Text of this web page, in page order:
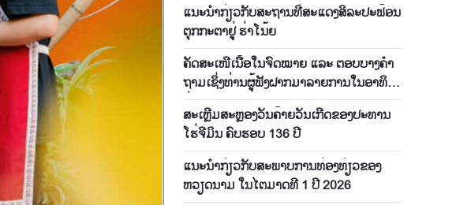
ແນະ​ນຳ​ກ່ຽວ​ກັບສະ​ຖານ​ທີ່​ສະ​ແດງ​ສິ​ລະ​ປະ​ຟ້ອນ​
ຕຸກ​ກະ​ຕາ​ຢູ່ ຮ່າ​ໂນ້ຍ
ຄັດສະເໜີເນື້ອໃນຈົດໝາຍ ແລະ ຕອບບາງຄຳ
ຖາມເຊິ່ງທ່ານຜູ້ຟັງຝາກມາລາຍການໃນອາທິດ
ຜ່ານມາ
ສະເຫຼີມສະຫຼອງວັນຄ້າຍວັນເກີດຂອງປະທານ
ໂຮ່ຈີມິນ ຄົບຮອບ 136 ປີ
ແນະ​ນຳ​ກ່ຽວ​ກັບ​ສະ​ພາບ​ການທ່ອງ​ທ່ຽວ​ຂອງ
ຫວຽດ​ນາມ ໃນ​ໄຕ​ມາດ​ທີ 1 ປີ 2026